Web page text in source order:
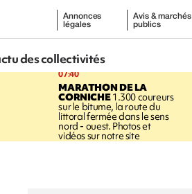
Annonces
légales
Avis & marchés
publics
des collectivités
07:40
MARATHON DE LA
CORNICHE1.300 coureurs
sur le bitume, la route du
littoral fermée dans le sens
nord - ouest. Photos et
vidéos sur notre site